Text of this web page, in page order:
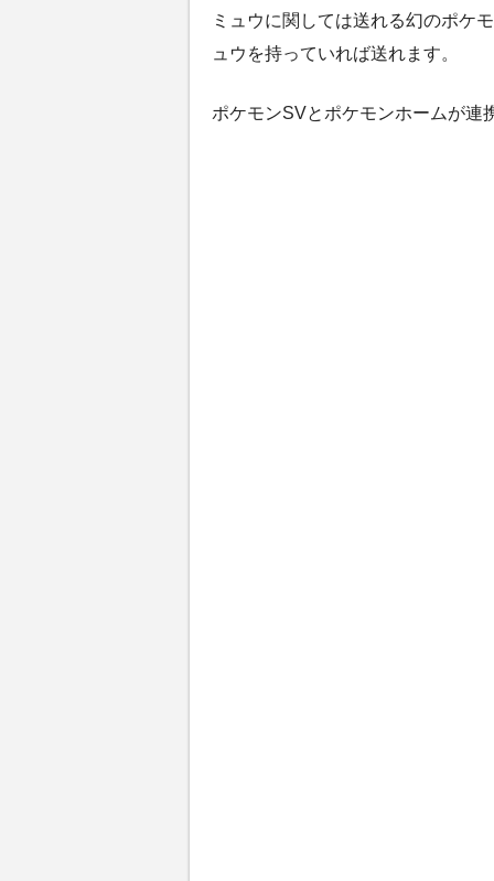
ミュウに関しては送れる幻のポケ
ュウを持っていれば送れます。
ポケモンSVとポケモンホームが連